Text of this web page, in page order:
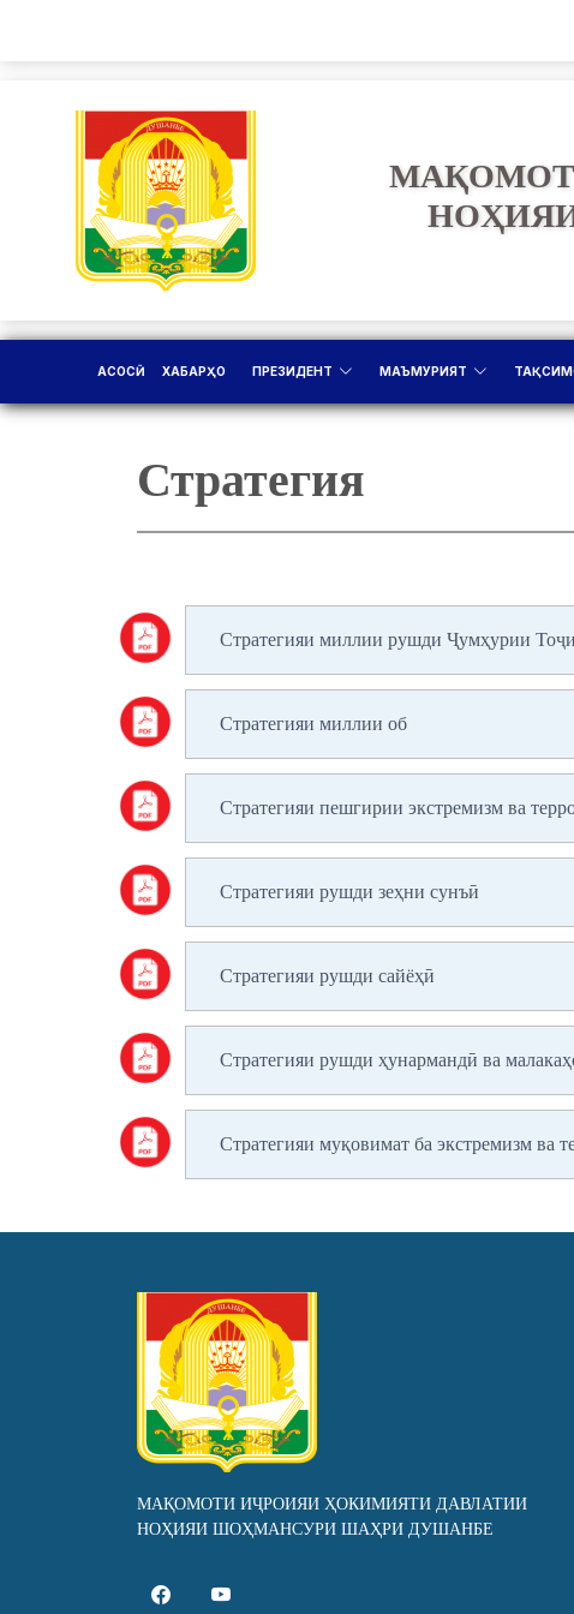
АСОСӢ ХАБАРҲО ПРЕЗИДЕНТ МАЪМУРИЯТ
Стратегия
Стратегияи миллии рушди Ҷумҳурии
Стратегияи миллии об
Стратегияи пешгирии экстремизм ва
Стратегияи рушди зеҳни сунъӣ
Стратегияи рушди сайёҳӣ
Стратегияи рушди ҳунармандӣ ва
Стратегияи муқовимат ба экстремизм ва
МАҚОМОТИ ИҶРОИЯИ ҲОКИМИЯТИ ДАВЛАТИИ
НОҲИЯИ ШОҲМАНСУРИ ШАҲРИ ДУШАНБЕ